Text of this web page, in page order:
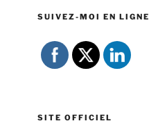
SUIVEZ-MOI EN LIGNE
SITE OFFICIEL